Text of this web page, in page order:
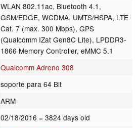
WLAN 802.11ac, Bluetooth 4.1,
GSM/EDGE, WCDMA, UMTS/HSPA, LTE
Cat. 7 (max. 300 Mbps), GPS
(Qualcomm IZat Gen8C Lite), LPDDR3-
1866 Memory Controller, eMMC 5.1
Qualcomm Adreno 308
soporte para 64 Bit
ARM
02/18/2016 = 3824 days old